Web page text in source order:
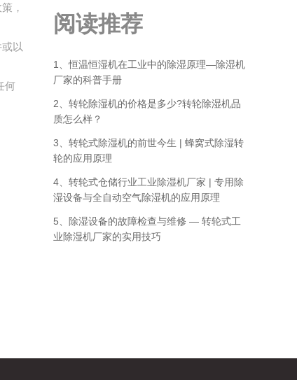
，
以
何
阅读推荐
1、恒温恒湿机在工业中的除湿原理—除湿机
厂家的科普手册
2、转轮除湿机的价格是多少?转轮除湿机品
质怎么样？
3、转轮式除湿机的前世今生 | 蜂窝式除湿转
轮的应用原理
4、转轮式仓储行业工业除湿机厂家 | 专用除
湿设备与全自动空气除湿机的应用原理
5、除湿设备的故障检查与维修 — 转轮式工
业除湿机厂家的实用技巧